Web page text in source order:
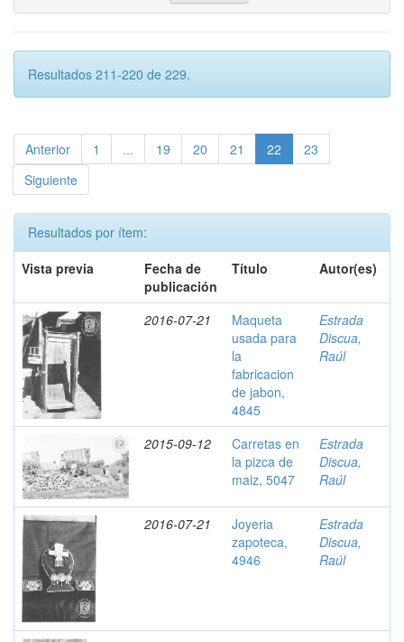
Resultados 211-220 de 229.
Anterior 1 ... 19 20 21 22
23
Siguiente
Resultados por ítem:
Vista previa
Fecha de
publicación
Título Autor(es)
2016-07-21
Maqueta
usada para
la
fabricacion
de jabon,
4845
Estrada
Discua,
Raúl
2015-09-12
Carretas en
la pizca de
maiz, 5047
Estrada
Discua,
Raúl
2016-07-21
Joyeria
zapoteca,
4946
Estrada
Discua,
Raúl